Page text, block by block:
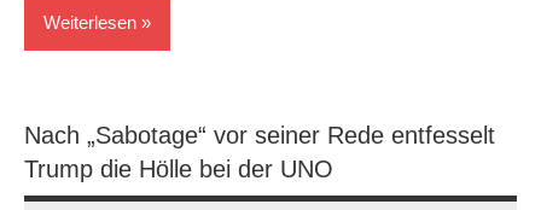
Weiterlesen
Nach „Sabotage“ vor seiner Rede entfesselt
Trump die Hölle bei der UNO